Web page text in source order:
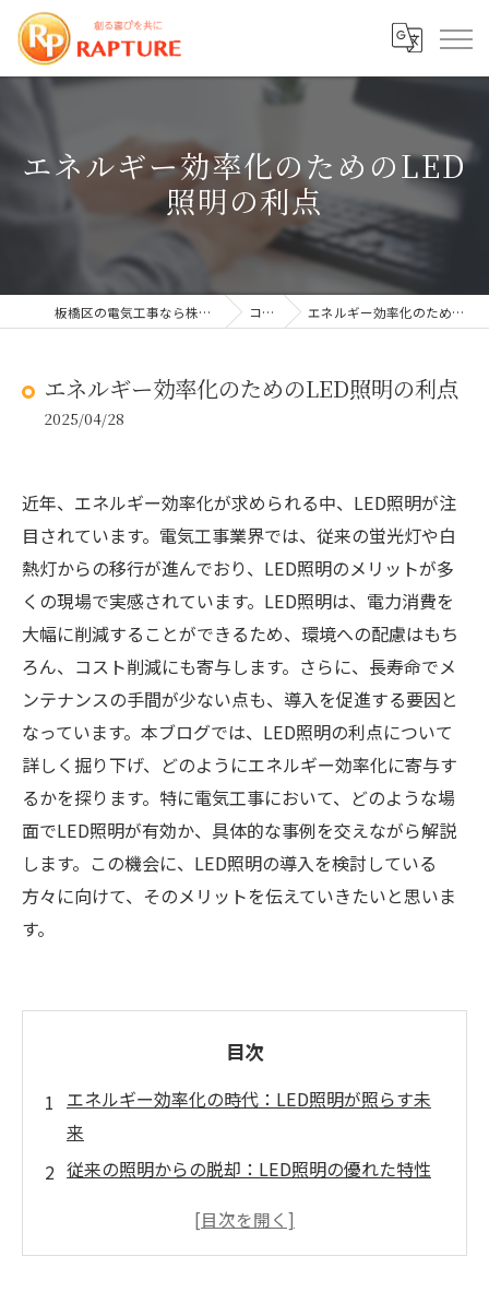
エネルギー効率化のためのLED
照明の利点
板橋区の電気工事なら株式会社ラプチャー コラム エネルギー効率化のためのLED照明の利点
エネルギー効率化のためのLED照明の利点
2025/04/28
近年、エネルギー効率化が求められる中、LED照明が注
目されています。電気工事業界では、従来の蛍光灯や白
熱灯からの移行が進んでおり、LED照明のメリットが多
くの現場で実感されています。LED照明は、電力消費を
大幅に削減することができるため、環境への配慮はもち
ろん、コスト削減にも寄与します。さらに、長寿命でメ
ンテナンスの手間が少ない点も、導入を促進する要因と
なっています。本ブログでは、LED照明の利点について
詳しく掘り下げ、どのようにエネルギー効率化に寄与す
るかを探ります。特に電気工事において、どのような場
面でLED照明が有効か、具体的な事例を交えながら解説
します。この機会に、LED照明の導入を検討している
方々に向けて、そのメリットを伝えていきたいと思いま
す。
目次
エネルギー効率化の時代：LED照明が照らす未
来
従来の照明からの脱却：LED照明の優れた特性
コスト削減と環境保護：LED照明の実力